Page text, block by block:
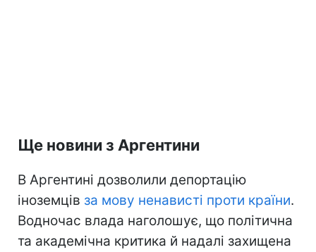
Ще новини з Аргентини
В Аргентині дозволили депортацію
іноземців за мову ненависті проти країни.
Водночас влада наголошує, що політична
та академічна критика й надалі захищена